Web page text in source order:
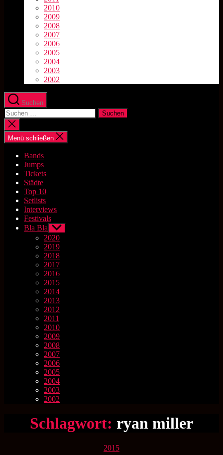
2010
2009
2008
2007
2006
2005
2004
2003
2002
Suchen
Suchen
nach:
Suche
schließen
Menü schließen
Bands
Jumps
Tickets
Städte
Top 10
Setlists
Interviews
Festivals
Bla Bla Untermenü
anzeigen
2020
2019
2018
2017
2016
2015
2014
2013
2012
2011
2010
2009
2008
2007
2006
2005
2004
2003
2002
Schlagwort: ryan miller
Kategorien
2015